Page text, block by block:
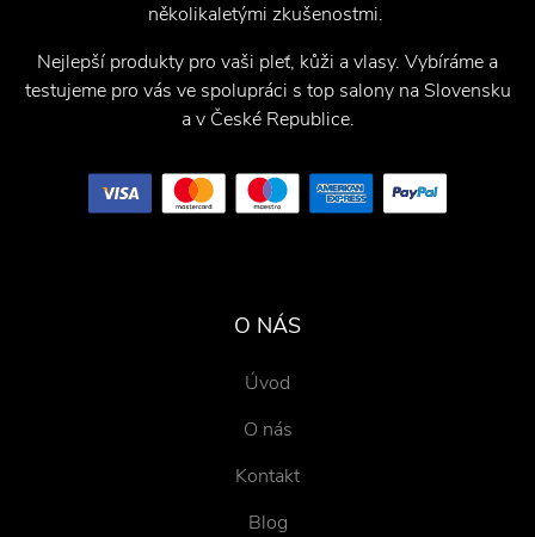
několikaletými zkušenostmi.
Nejlepší produkty pro vaši pleť, kůži a vlasy. Vybíráme a
testujeme pro vás ve spolupráci s top salony na Slovensku
a v České Republice.
O NÁS
Úvod
O nás
Kontakt
Blog